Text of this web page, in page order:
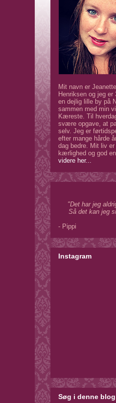
Mit navn er
Henriksen og jeg er
en dejlig lille by på
sammen med min
Kæreste. Til
svære opgave, at
selv. Jeg er
efter mange hårde
dag bedre. Mit liv
kærlighed og god
videre her...
"Det har jeg
Så det kan jeg
- Pippi
Instagram
Søg i denne blog